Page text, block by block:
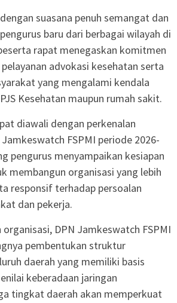
suasana penuh semangat dan
baru dari berbagai wilayah di
rapat menegaskan komitmen
advokasi kesehatan serta
yang mengalami kendala
Kesehatan maupun rumah sakit.
diawali dengan perkenalan
FSPMI periode 2026-
pengurus menyampaikan kesiapan
membangun organisasi yang lebih
responsif terhadap persoalan
dan pekerja.
organisasi, DPN Jamkeswatch FSPMI
pembentukan struktur
daerah yang memiliki basis
keberadaan jaringan
tingkat daerah akan memperkuat